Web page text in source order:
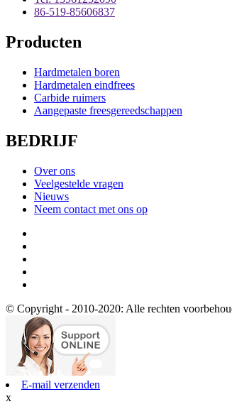
86-519-85606837
Producten
Hardmetalen boren
Hardmetalen eindfrees
Carbide ruimers
Aangepaste freesgereedschappen
BEDRIJF
Over ons
Veelgestelde vragen
Nieuws
Neem contact met ons op
© Copyright - 2010-2020: Alle rechten
E-mail verzenden
x